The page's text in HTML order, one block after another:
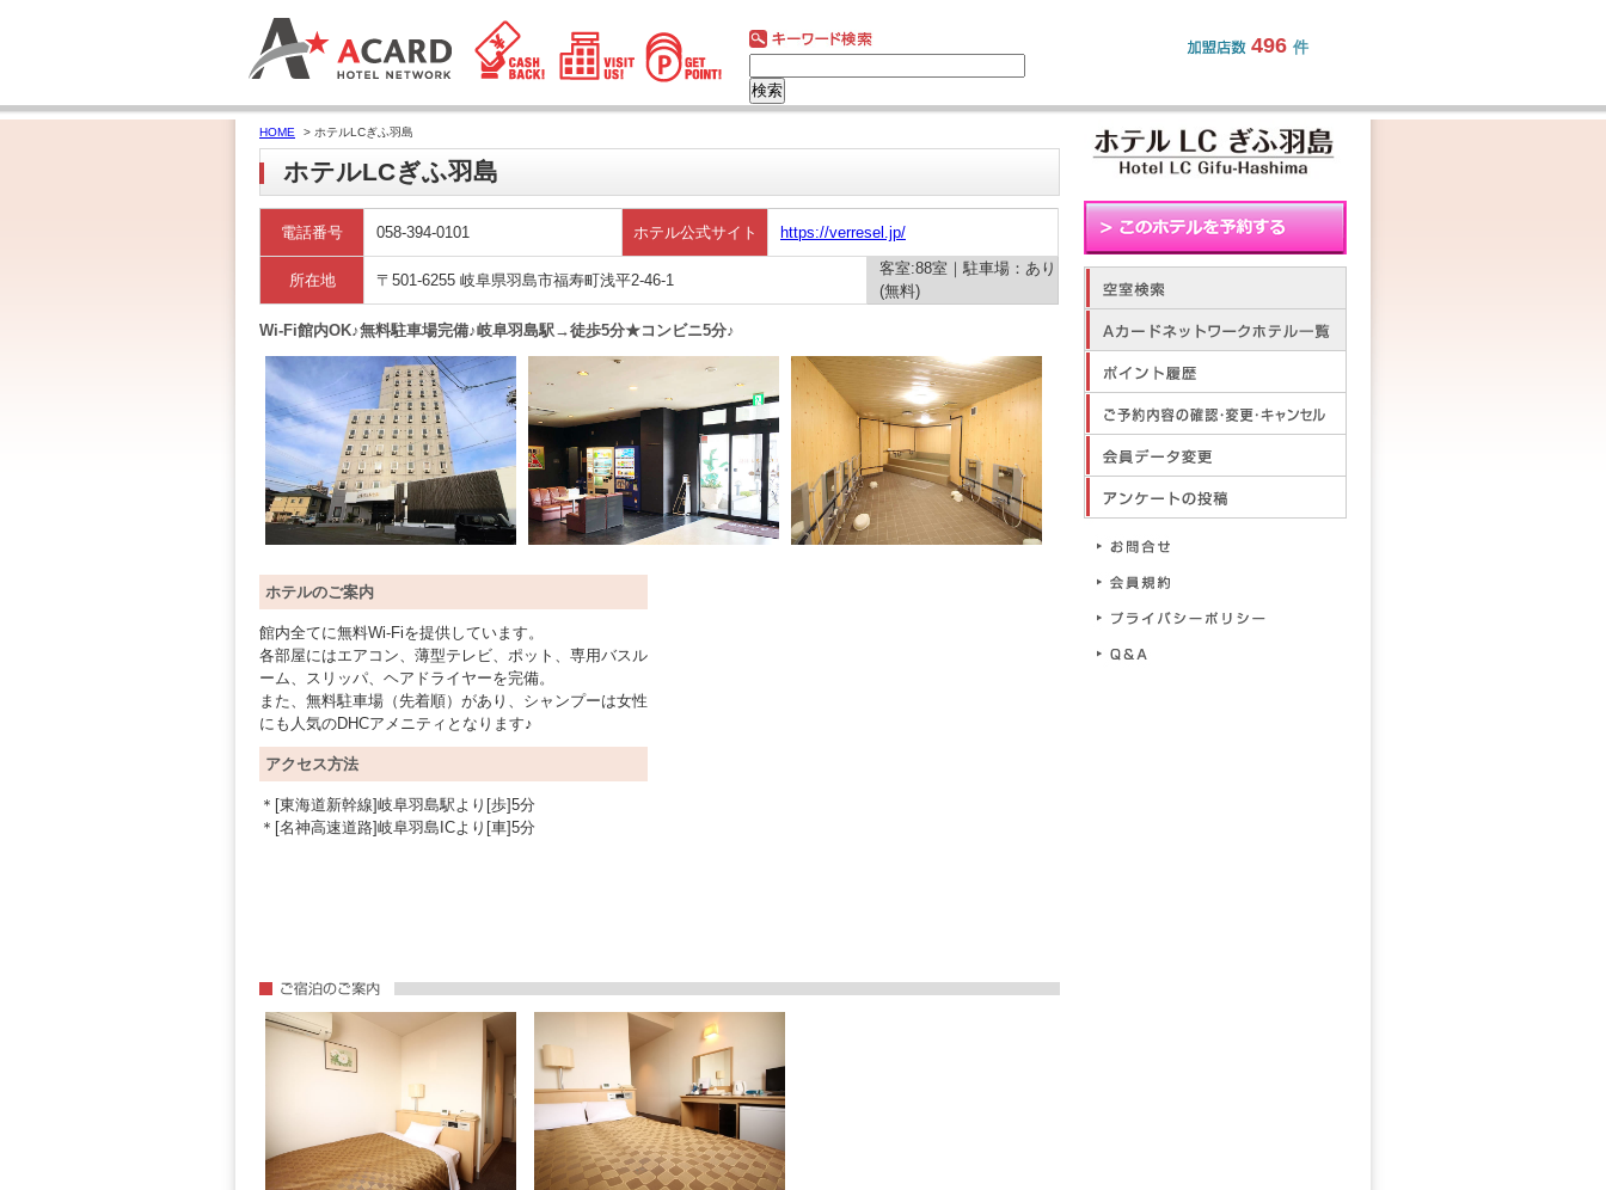
496 件
HOME > ホテルLCぎふ羽島
ホテルLCぎふ羽島
電話番号 058-394-0101 ホテル公式サイト https://verresel.jp/
所在地 〒501-6255 岐阜県羽島市福寿町浅平2-46-1
客室:88室｜駐車場：あり
(無料)
Wi-Fi館内OK♪無料駐車場完備♪岐阜羽島駅→徒歩5分★コンビニ5分♪
ホテルのご案内
館内全てに無料Wi-Fiを提供しています。
各部屋にはエアコン、薄型テレビ、ポット、専用バスル
ーム、スリッパ、ヘアドライヤーを完備。
また、無料駐車場（先着順）があり、シャンプーは女性
にも人気のDHCアメニティとなります♪
アクセス方法
＊[東海道新幹線]岐阜羽島駅より[歩]5分
＊[名神高速道路]岐阜羽島ICより[車]5分